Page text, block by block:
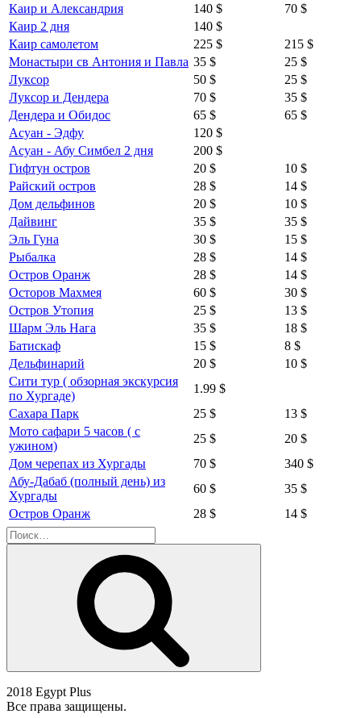
Каир и Александрия
140 $
70 $
Каир 2 дня
140 $
Каир самолетом
225 $
215 $
Монастыри св Антония и Павла 35 $
25 $
Луксор
50 $
25 $
Луксор и Дендера
70 $
35 $
Дендера и Обидос
65 $
65 $
Асуан - Эдфу
120 $
Асуан - Абу Симбел 2 дня
200 $
Гифтун остров
20 $
10 $
Райский остров
28 $
14 $
Дом дельфинов
20 $
10 $
Дайвинг
35 $
35 $
Эль Гуна
30 $
15 $
Рыбалка
28 $
14 $
Остров Оранж
28 $
14 $
Осторов Махмея
60 $
30 $
Остров Утопия
25 $
13 $
Шарм Эль Нага
35 $
18 $
Батискаф
15 $
8 $
Дельфинарий
20 $
10 $
Сити тур ( обзорная экскурсия
по Хургаде)
1.99 $
Сахара Парк
25 $
13 $
Мото сафари 5 часов ( с
ужином)
25 $
20 $
Дом черепах из Хургады
70 $
340 $
Абу-Дабаб (полный день) из
Хургады
60 $
35 $
Остров Оранж
28 $
14 $
Искать:
2018 Egypt Plus
Все права защищены.